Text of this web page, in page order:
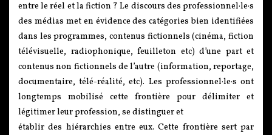
entre le réel et la fiction ? Le discours des professionnel·le·s
des médias met en évidence des catégories bien identifiées
dans les programmes, contenus fictionnels (cinéma, fiction
télévisuelle, radiophonique, feuilleton etc) d’une part et
contenus non fictionnels de l’autre (information, reportage,
documentaire, télé-réalité, etc). Les professionnel·le·s ont
longtemps mobilisé cette frontière pour délimiter et
légitimer leur profession, se distinguer et
établir des hiérarchies entre eux. Cette frontière sert par